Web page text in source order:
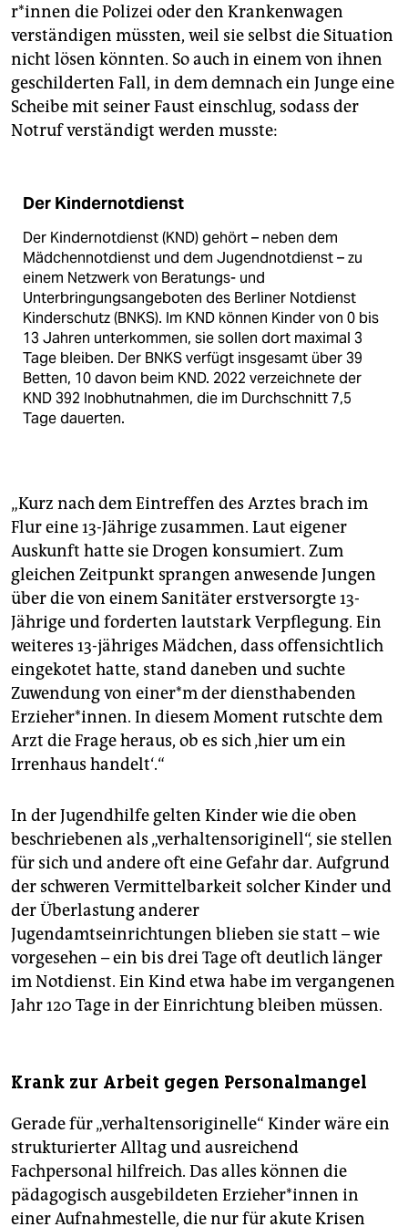
r*in­nen die Polizei oder den Krankenwagen
verständigen müssten, weil sie selbst die Situation
nicht lösen könnten. So auch in einem von ihnen
geschilderten Fall, in dem demnach ein Junge eine
Scheibe mit seiner Faust einschlug, sodass der
Notruf verständigt werden musste:
Der Kindernotdienst
Der Kindernotdienst (KND) gehört – neben dem
Mädchennotdienst und dem Jugendnotdienst – zu
einem Netzwerk von Beratungs- und
Unterbringungsangeboten des Berliner Notdienst
Kinderschutz (BNKS). Im KND können Kinder von 0 bis
13 Jahren unterkommen, sie sollen dort maximal 3
Tage bleiben. Der BNKS verfügt insgesamt über 39
Betten, 10 davon beim KND. 2022 verzeichnete der
KND 392 Inobhutnahmen, die im Durchschnitt 7,5
Tage dauerten.
„Kurz nach dem Eintreffen des Arztes brach im
Flur eine 13-Jährige zusammen. Laut eigener
Auskunft hatte sie Drogen konsumiert. Zum
gleichen Zeitpunkt sprangen anwesende Jungen
über die von einem Sanitäter erstversorgte 13-
Jährige und forderten lautstark Verpflegung. Ein
weiteres 13-jähriges Mädchen, dass offensichtlich
eingekotet hatte, stand daneben und suchte
Zuwendung von ei­ner*m der diensthabenden
Erzieher*innen. In diesem Moment rutschte dem
Arzt die Frage heraus, ob es sich ‚hier um ein
Irrenhaus handelt‘.“
In der Jugendhilfe gelten Kinder wie die oben
beschriebenen als „verhaltensoriginell“, sie stellen
für sich und andere oft eine Gefahr dar. Aufgrund
der schweren Vermittelbarkeit solcher Kinder und
der Überlastung anderer
Jugendamtseinrichtungen blieben sie statt – wie
vorgesehen – ein bis drei Tage oft deutlich länger
im Notdienst. Ein Kind etwa habe im vergangenen
Jahr 120 Tage in der Einrichtung bleiben müssen.
Krank zur Arbeit gegen Personalmangel
Gerade für „verhaltensoriginelle“ Kinder wäre ein
strukturierter Alltag und ausreichend
Fachpersonal hilfreich. Das alles können die
pädagogisch ausgebildeten Er­zie­he­r*in­nen in
einer Aufnahmestelle, die nur für akute Krisen